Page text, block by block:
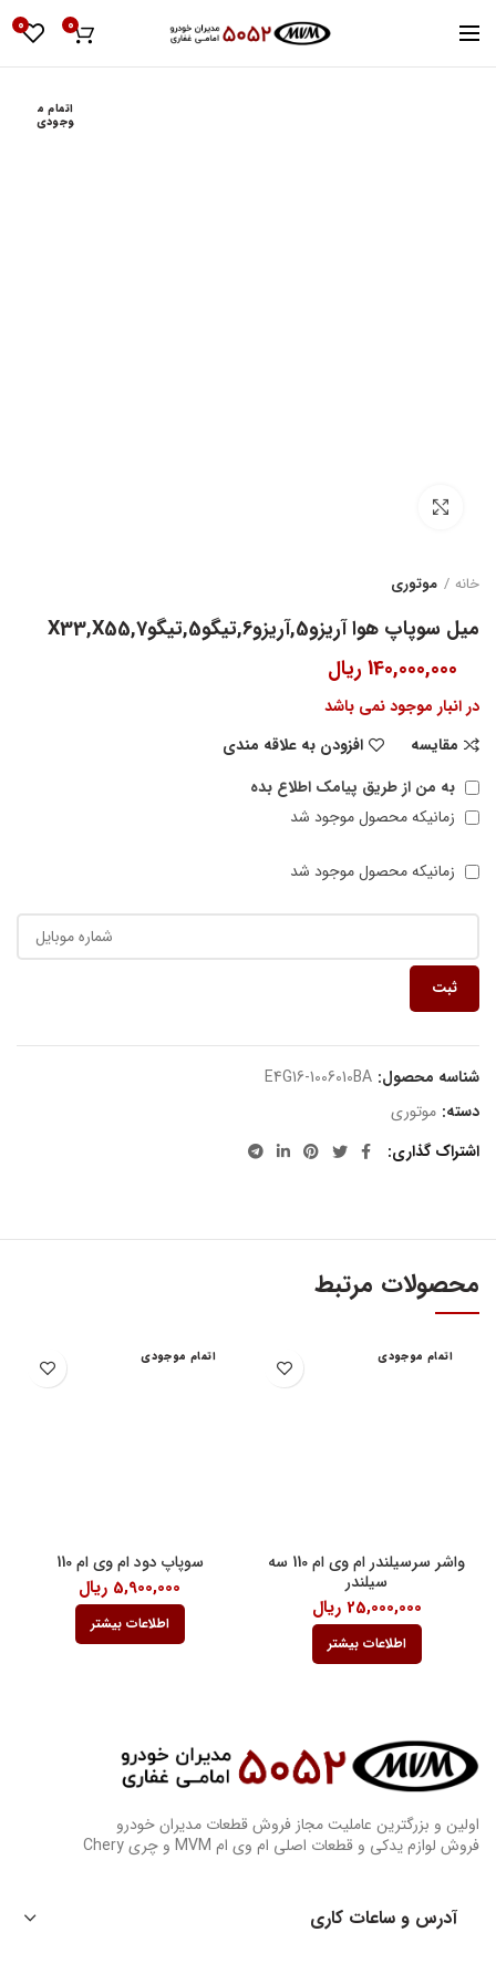
0
0
اتمام م
وجودی
خانه موتوری
میل سوپاپ هوا آریزو5,آریزو6,تیگو5,تیگو7,X33,X55
140,000,000 ریال
در انبار موجود نمی باشد
مقایسه
افزودن به علاقه مندی
به من از طریق پیامک اطلاع بده
زمانیکه محصول موجود شد
زمانیکه محصول موجود شد
ثبت
شناسه محصول: E4G16-1006010BA
دسته: موتوری
اشتراک گذاری
محصولات مرتبط
اتمام موجودی
واشر سرسیلندر ام وی ام 110 سه
سیلندر
25,000,000 ریال
اطلاعات بیشتر
اتمام موجودی
سوپاپ دود ام وی ام 110
5,900,000 ریال
اطلاعات بیشتر
اولین و بزرگترین عاملیت مجاز فروش قطعات مدیران خودرو
فروش لوازم یدکی و قطعات اصلی ام وی ام MVM و چری Chery
آدرس و ساعات کاری